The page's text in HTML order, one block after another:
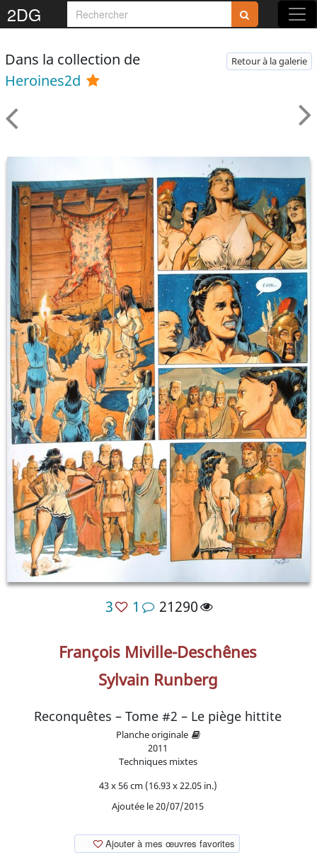
2DG
Dans la collection de
Heroines2d
Retour à la galerie
3 1 21290
François Miville-Deschênes
Sylvain Runberg
Reconquêtes – Tome #2 – Le piège hittite
Planche originale
2011
Techniques mixtes
43 x 56 cm (16.93 x 22.05 in.)
Ajoutée le 20/07/2015
Ajouter à mes œuvres favorites